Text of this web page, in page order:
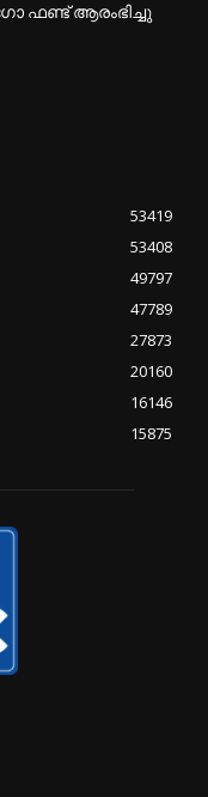
ഫണ്ട് ആരംഭിച്ചു
53419
53408
49797
47789
27873
20160
16146
15875